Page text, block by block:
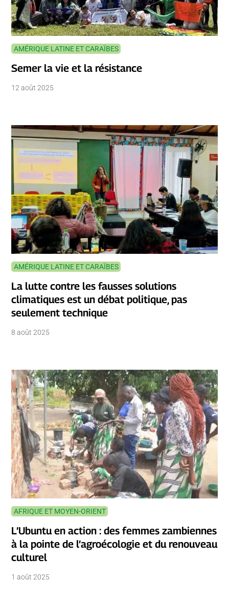
AMÉRIQUE LATINE ET CARAÏBES
Semer la vie et la résistance
12 août 2025
AMÉRIQUE LATINE ET CARAÏBES
La lutte contre les fausses solutions
climatiques est un débat politique, pas
seulement technique
8 août 2025
AFRIQUE ET MOYEN-ORIENT
L’Ubuntu en action : des femmes zambiennes
à la pointe de l’agroécologie et du renouveau
culturel
1 août 2025